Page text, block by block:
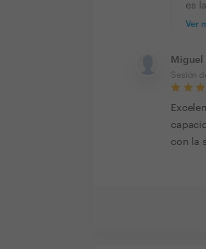
es
Ver
Miguel
Sesión
con la